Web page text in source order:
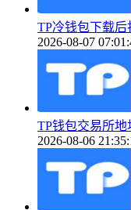
TP冷钱包下载
2026-08-07
TP钱包交易所
2026-08-06